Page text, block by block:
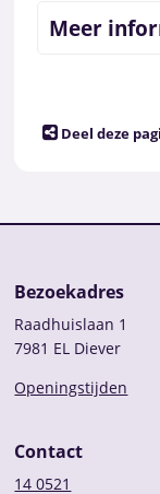
Meer
Deel deze
Bezoekadres
Raadhuislaan 1
7981 EL Diever
Openingstijden
Contact
14 0521